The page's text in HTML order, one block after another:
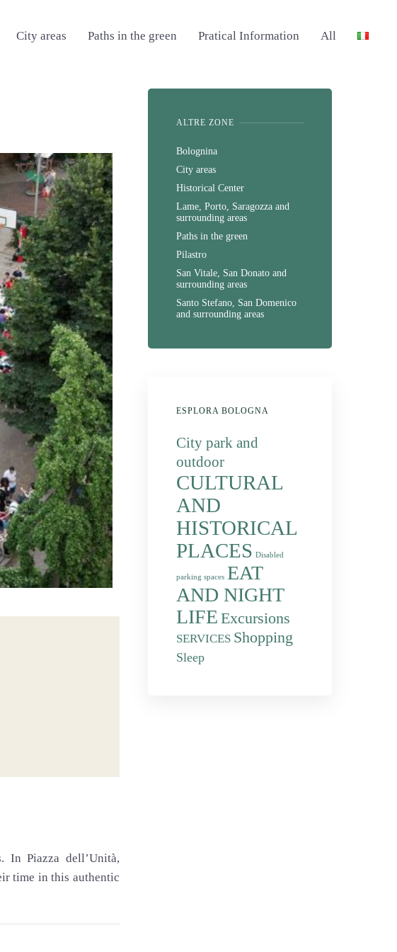
City areas Paths in the green Pratical Information All
In Piazza dell’Unità,
time in this authentic
ALTRE ZONE
Bolognina
City areas
Historical Center
Lame, Porto, Saragozza and
surrounding areas
Paths in the green
Pilastro
San Vitale, San Donato and
surrounding areas
Santo Stefano, San Domenico
and surrounding areas
ESPLORA BOLOGNA
City park and
outdoor
CULTURAL
AND
HISTORICAL
PLACES Disabled
parking spaces EAT
AND NIGHT
LIFE Excursions
SERVICES Shopping
Sleep